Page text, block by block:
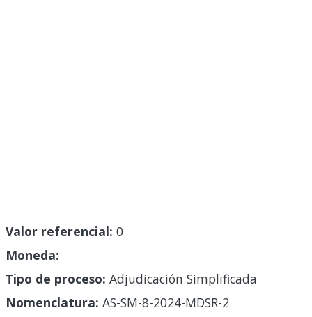
Valor referencial: 0
Moneda:
Tipo de proceso: Adjudicación Simplificada
Nomenclatura: AS-SM-8-2024-MDSR-2